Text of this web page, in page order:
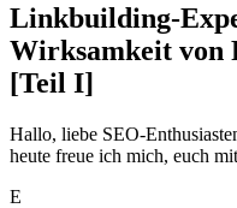
Linkbuilding-
Wirksamkeit von
[Teil I]
Hallo, liebe SEO-
heute freue ich mich, euch
E